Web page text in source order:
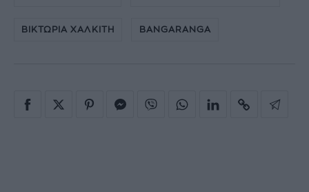
ΒΙΚΤΩΡΙΑ ΧΑΛΚΙΤΗ BANGARANGA